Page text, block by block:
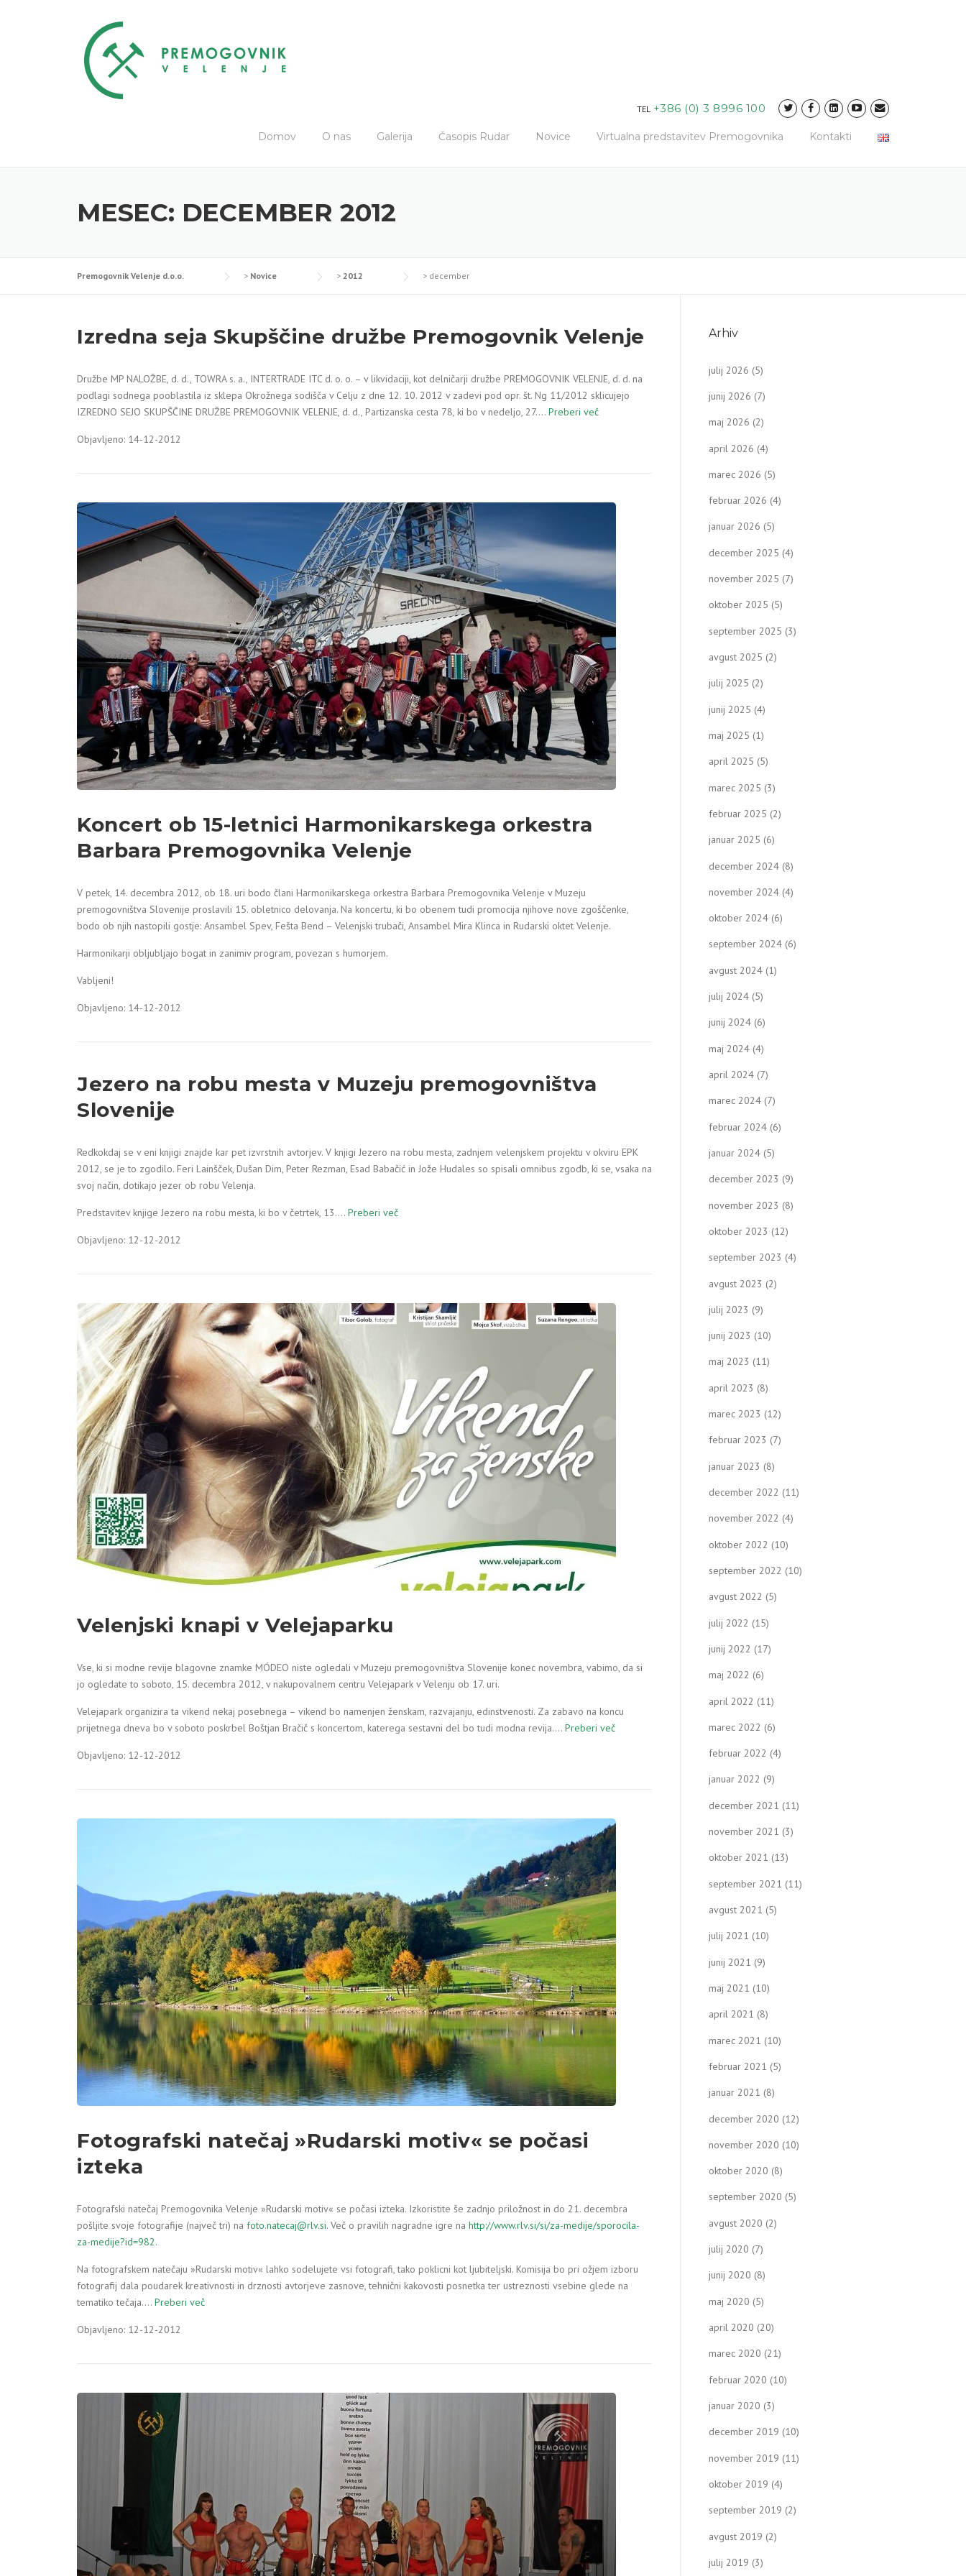
TEL +386 (0) 3 8996 100
Domov O nas Galerija Časopis Rudar Novice Virtualna predstavitev Premogovnika Kontakti
MESEC: DECEMBER 2012
Premogovnik Velenje d.o.o. > Novice > 2012 > december
Izredna seja Skupščine družbe Premogovnik Velenje
Družbe MP NALOŽBE, d. d., TOWRA s. a., INTERTRADE ITC d. o. o. – v likvidaciji, kot delničarji družbe PREMOGOVNIK VELENJE, d. d. na
podlagi sodnega pooblastila iz sklepa Okrožnega sodišča v Celju z dne 12. 10. 2012 v zadevi pod opr. št. Ng 11/2012 sklicujejo
IZREDNO SEJO SKUPŠČINE DRUŽBE PREMOGOVNIK VELENJE, d. d., Partizanska cesta 78, ki bo v nedeljo, 27.… Preberi več
Objavljeno: 14-12-2012
Koncert ob 15-letnici Harmonikarskega orkestra
Barbara Premogovnika Velenje
V petek, 14. decembra 2012, ob 18. uri bodo člani Harmonikarskega orkestra Barbara Premogovnika Velenje v Muzeju
premogovništva Slovenije proslavili 15. obletnico delovanja. Na koncertu, ki bo obenem tudi promocija njihove nove zgoščenke,
bodo ob njih nastopili gostje: Ansambel Spev, Fešta Bend – Velenjski trubači, Ansambel Mira Klinca in Rudarski oktet Velenje.
Harmonikarji obljubljajo bogat in zanimiv program, povezan s humorjem.
Vabljeni!
Objavljeno: 14-12-2012
Jezero na robu mesta v Muzeju premogovništva
Slovenije
Redkokdaj se v eni knjigi znajde kar pet izvrstnih avtorjev. V knjigi Jezero na robu mesta, zadnjem velenjskem projektu v okviru EPK
2012, se je to zgodilo. Feri Lainšček, Dušan Dim, Peter Rezman, Esad Babačić in Jože Hudales so spisali omnibus zgodb, ki se, vsaka na
svoj način, dotikajo jezer ob robu Velenja.
Predstavitev knjige Jezero na robu mesta, ki bo v četrtek, 13.… Preberi več
Objavljeno: 12-12-2012
Velenjski knapi v Velejaparku
Vse, ki si modne revije blagovne znamke MÓDEO niste ogledali v Muzeju premogovništva Slovenije konec novembra, vabimo, da si
jo ogledate to soboto, 15. decembra 2012, v nakupovalnem centru Velejapark v Velenju ob 17. uri.
Velejapark organizira ta vikend nekaj posebnega – vikend bo namenjen ženskam, razvajanju, edinstvenosti. Za zabavo na koncu
prijetnega dneva bo v soboto poskrbel Boštjan Bračič s koncertom, katerega sestavni del bo tudi modna revija.… Preberi več
Objavljeno: 12-12-2012
Fotografski natečaj »Rudarski motiv« se počasi
izteka
Fotografski natečaj Premogovnika Velenje »Rudarski motiv« se počasi izteka. Izkoristite še zadnjo priložnost in do 21. decembra
pošljite svoje fotografije (največ tri) na foto.natecaj@rlv.si. Več o pravilih nagradne igre na http://www.rlv.si/si/za-medije/sporocila-
za-medije?id=982.
Na fotografskem natečaju »Rudarski motiv« lahko sodelujete vsi fotografi, tako poklicni kot ljubiteljski. Komisija bo pri ožjem izboru
fotografij dala poudarek kreativnosti in drznosti avtorjeve zasnove, tehnični kakovosti posnetka ter ustreznosti vsebine glede na
tematiko tečaja.… Preberi več
Objavljeno: 12-12-2012
Arhiv
julij 2026 (5)
junij 2026 (7)
maj 2026 (2)
april 2026 (4)
marec 2026 (5)
februar 2026 (4)
januar 2026 (5)
december 2025 (4)
november 2025 (7)
oktober 2025 (5)
september 2025 (3)
avgust 2025 (2)
julij 2025 (2)
junij 2025 (4)
maj 2025 (1)
april 2025 (5)
marec 2025 (3)
februar 2025 (2)
januar 2025 (6)
december 2024 (8)
november 2024 (4)
oktober 2024 (6)
september 2024 (6)
avgust 2024 (1)
julij 2024 (5)
junij 2024 (6)
maj 2024 (4)
april 2024 (7)
marec 2024 (7)
februar 2024 (6)
januar 2024 (5)
december 2023 (9)
november 2023 (8)
oktober 2023 (12)
september 2023 (4)
avgust 2023 (2)
julij 2023 (9)
junij 2023 (10)
maj 2023 (11)
april 2023 (8)
marec 2023 (12)
februar 2023 (7)
januar 2023 (8)
december 2022 (11)
november 2022 (4)
oktober 2022 (10)
september 2022 (10)
avgust 2022 (5)
julij 2022 (15)
junij 2022 (17)
maj 2022 (6)
april 2022 (11)
marec 2022 (6)
februar 2022 (4)
januar 2022 (9)
december 2021 (11)
november 2021 (3)
oktober 2021 (13)
september 2021 (11)
avgust 2021 (5)
julij 2021 (10)
junij 2021 (9)
maj 2021 (10)
april 2021 (8)
marec 2021 (10)
februar 2021 (5)
januar 2021 (8)
december 2020 (12)
november 2020 (10)
oktober 2020 (8)
september 2020 (5)
avgust 2020 (2)
julij 2020 (7)
junij 2020 (8)
maj 2020 (5)
april 2020 (20)
marec 2020 (21)
februar 2020 (10)
januar 2020 (3)
december 2019 (10)
november 2019 (11)
oktober 2019 (4)
september 2019 (2)
avgust 2019 (2)
julij 2019 (3)